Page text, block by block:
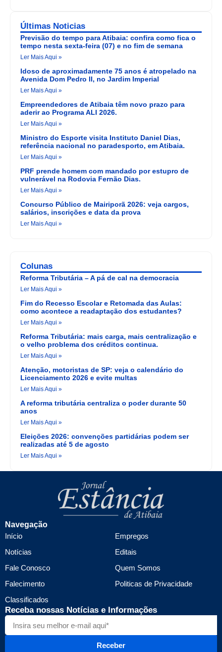
Últimas Noticias
Previsão do tempo para Atibaia: confira como fica o
tempo nesta sexta-feira (07) e no fim de semana
Ler Mais Aqui »
Idoso de aproximadamente 75 anos é atropelado na
Avenida Dom Pedro II, no Jardim Imperial
Ler Mais Aqui »
Empreendedores de Atibaia têm novo prazo para
aderir ao Programa ALI 2026.
Ler Mais Aqui »
Ministro do Esporte visita Instituto Daniel Dias,
referência nacional no paradesporto, em Atibaia.
Ler Mais Aqui »
PRF prende homem com mandado por estupro de
vulnerável na Rodovia Fernão Dias.
Ler Mais Aqui »
Concurso Público de Mairiporã 2026: veja cargos,
salários, inscrições e data da prova
Ler Mais Aqui »
Colunas
Reforma Tributária – A pá de cal na democracia
Ler Mais Aqui »
Fim do Recesso Escolar e Retomada das Aulas:
como acontece a readaptação dos estudantes?
Ler Mais Aqui »
Reforma Tributária: mais carga, mais centralização e
o velho problema dos créditos continua.
Ler Mais Aqui »
Atenção, motoristas de SP: veja o calendário do
Licenciamento 2026 e evite multas
Ler Mais Aqui »
A reforma tributária centraliza o poder durante 50
anos
Ler Mais Aqui »
Eleições 2026: convenções partidárias podem ser
realizadas até 5 de agosto
Ler Mais Aqui »
Navegação
Início
Notícias
Fale Conosco
Falecimento
Classificados
Empregos
Editais
Quem Somos
Politicas de Privacidade
Receba nossas Notícias e Informações
Receber